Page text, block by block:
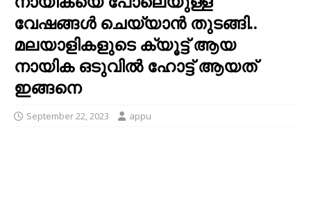
വേഷങ്ങള്‍ ചെയ്യാന്‍ തുടങ്ങി..
മലയാളികളുടെ ക്യൂട്ട് ആയ
നായിക ഒടുവില്‍ ഹോട്ട് ആയത്
ഇങ്ങനെ
September 22, 2023 appu